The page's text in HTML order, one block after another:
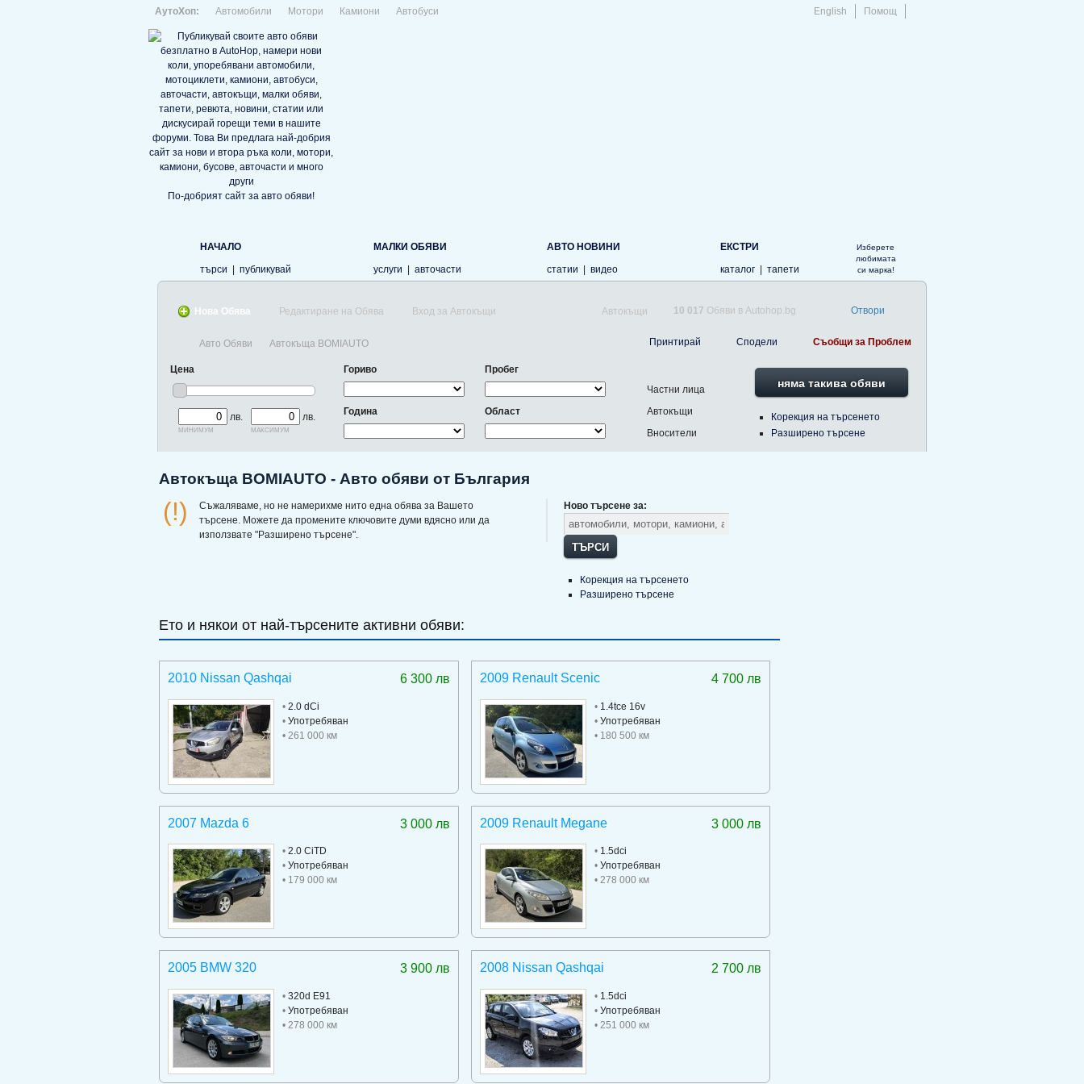
English Помощ
АутоХоп: Автомобили Мотори Камиони Автобуси
По-добрият сайт за авто обяви!
НАЧАЛО
търси
публикувай
МАЛКИ ОБЯВИ
услуги
авточасти
АВТО НОВИНИ
статии
видео
ЕКСТРИ
каталог
тапети
Изберете
любимата
си марка!
Нова Обява Редактиране на Обява Вход за Автокъщи Автокъщи 10 017 Обяви в Autohop.bg Отвори
Принтирай Сподели Съобщи за Проблем
Авто Обяви Автокъща BOMIAUTO
Цена
лв.
минимум
лв.
максимум
Гориво
Година
Пробег
Област
Частни лица
Автокъщи
Вносители
няма такива обяви
Корекция на търсенето
Разширено търсене
Автокъща BOMIAUTO - Авто обяви от България
(!)
Съжаляваме, но не намерихме нито една обява за Вашето
търсене. Можете да промените ключовите думи вдясно или да
използвате "Разширено търсене".
Ново търсене за:
ТЪРСИ
Корекция на търсенето
Разширено търсене
Ето и някои от най-търсените активни обяви:
6 300 лв
2010 Nissan Qashqai
• 2.0 dCi
• Употребяван
• 261 000 км
4 700 лв
2009 Renault Scenic
•1.4tce 16v
•Употребяван
• 180 500 км
3 000 лв
2007 Mazda 6
• 2.0 CiTD
• Употребяван
• 179 000 км
3 000 лв
2009 Renault Megane
•1.5dci
•Употребяван
• 278 000 км
3 900 лв
2005 BMW 320
• 320d E91
• Употребяван
• 278 000 км
2 700 лв
2008 Nissan Qashqai
•1.5dci
•Употребяван
• 251 000 км